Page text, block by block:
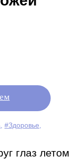
#Здоровье
глаз летом